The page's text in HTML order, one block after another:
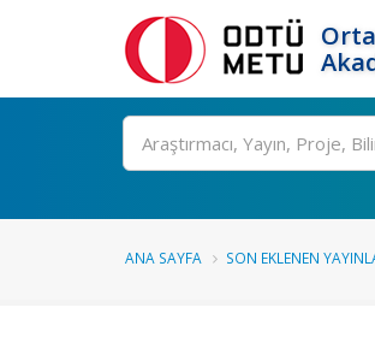
Ara
ANA SAYFA SON EKLENEN